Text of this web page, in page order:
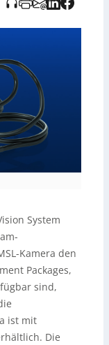
KI-
System
Kamera den
Packages,
sind,
ist mit
Die